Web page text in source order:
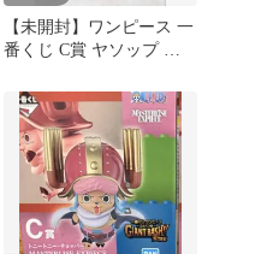
【未開封】ワンピース 一
番くじ C賞 ヤソップ フ